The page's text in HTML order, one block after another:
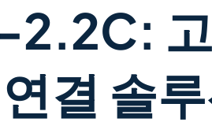
결 솔